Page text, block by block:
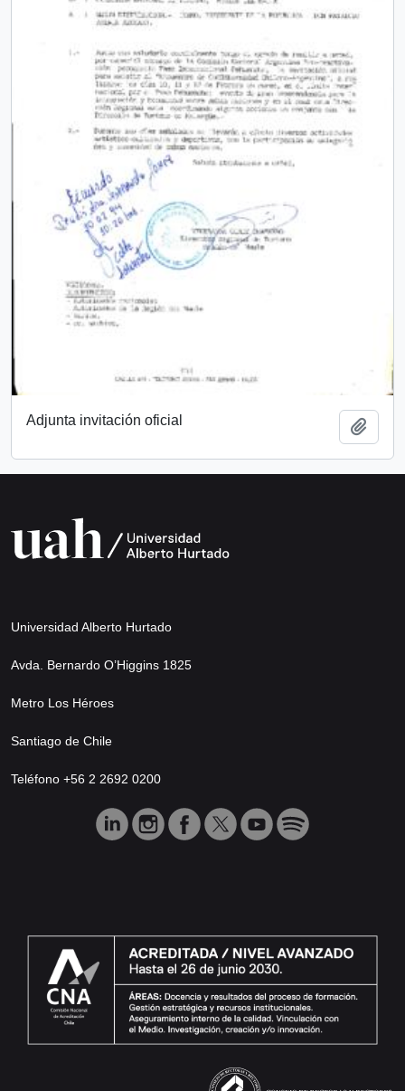
Adjunta invitación oficial
Universidad Alberto Hurtado
Avda. Bernardo O’Higgins 1825
Metro Los Héroes
Santiago de Chile
Teléfono +56 2 2692 0200